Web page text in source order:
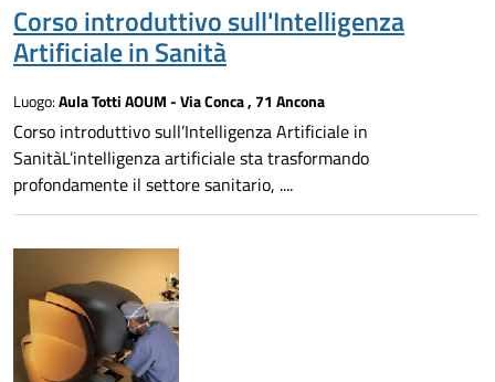
Corso introduttivo sull'Intelligenza
Artificiale in Sanità
Luogo:Aula Totti AOUM - Via Conca , 71 Ancona
Corso introduttivo sull’Intelligenza Artificiale in
SanitàL’intelligenza artificiale sta trasformando
profondamente il settore sanitario, ....